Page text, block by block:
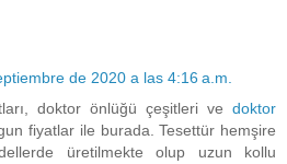
de 2020 a las 4:16 a.m.
doktor önlüğü çeşitleri ve doktor
fiyatlar ile burada. Tesettür hemşire
üretilmekte olup uzun kollu